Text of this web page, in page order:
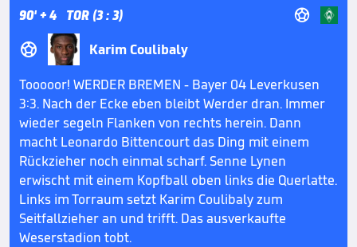
90'+ 4 TOR (3 : 3) 

Karim Coulibaly
Tooooor! WERDER BREMEN - Bayer 04 Leverkusen
3:3. Nach der Ecke eben bleibt Werder dran. Immer
wieder segeln Flanken von rechts herein. Dann
macht Leonardo Bittencourt das Ding mit einem
Rückzieher noch einmal scharf. Senne Lynen
erwischt mit einem Kopfball oben links die Querlatte.
Links im Torraum setzt Karim Coulibaly zum
Seitfallzieher an und trifft. Das ausverkaufte
Weserstadion tobt.